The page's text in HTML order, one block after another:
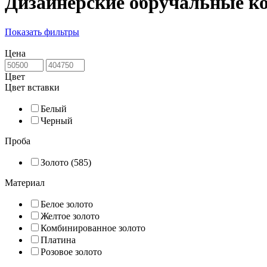
Показать фильтры
Цена
Цвет
Цвет вставки
Белый
Черный
Проба
Золото (585)
Материал
Белое золото
Желтое золото
Комбинированное золото
Платина
Розовое золото